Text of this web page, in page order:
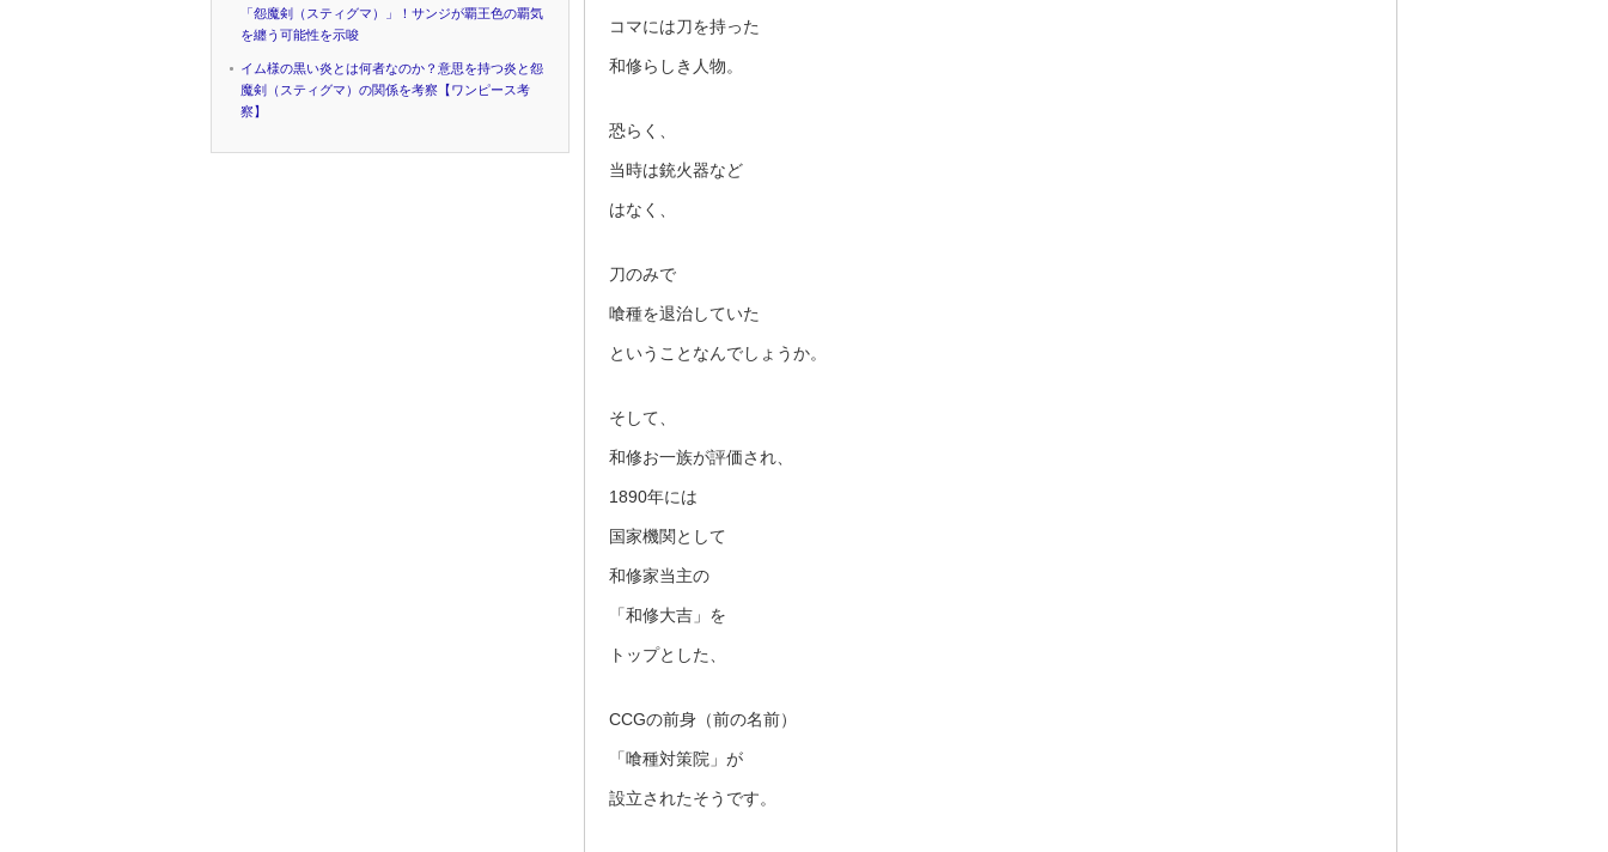
コマには刀を持った
和修らしき人物。
恐らく、
当時は銃火器など
はなく、
刀のみで
喰種を退治していた
ということなんでしょうか。
そして、
和修お一族が評価され、
1890年には
国家機関として
和修家当主の
「和修大吉」を
トップとした、
CCGの前身（前の名前）
「喰種対策院」が
設立されたそうです。
「怨魔剣（スティグマ）」！サンジが覇王色の覇気
を纏う可能性を示唆
イム様の黒い炎とは何者なのか？意思を持つ炎と怨
魔剣（スティグマ）の関係を考察【ワンピース考
察】